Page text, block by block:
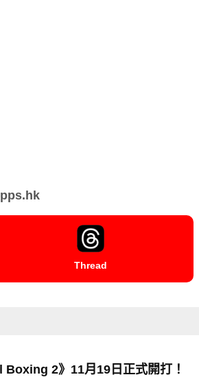
Thread
Boxing 2》11月19日正式開打！